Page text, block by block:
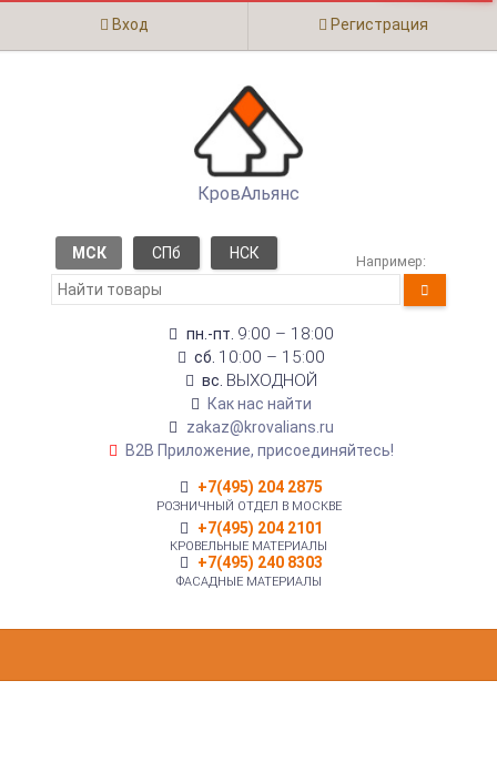
Вход Регистрация
КровАльянс
МСК СПб НСК Например:
пн.-пт. 9:00 – 18:00
сб. 10:00 – 15:00
вс. ВЫХОДНОЙ
Как нас найти
zakaz@krovalians.ru
B2B Приложение, присоединяйтесь!
+7(495) 204 2875
РОЗНИЧНЫЙ ОТДЕЛ В МОСКВЕ
+7(495) 204 2101
КРОВЕЛЬНЫЕ МАТЕРИАЛЫ
+7(495) 240 8303
ФАСАДНЫЕ МАТЕРИАЛЫ